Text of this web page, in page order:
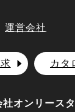
運営会社
カタ
オンリース